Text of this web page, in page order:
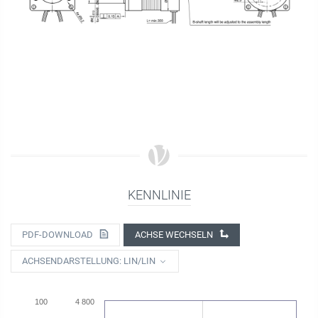
KENNLINIE
PDF-DOWNLOAD ACHSE WECHSELN
ACHSENDARSTELLUNG: LIN/LIN
4 800
100